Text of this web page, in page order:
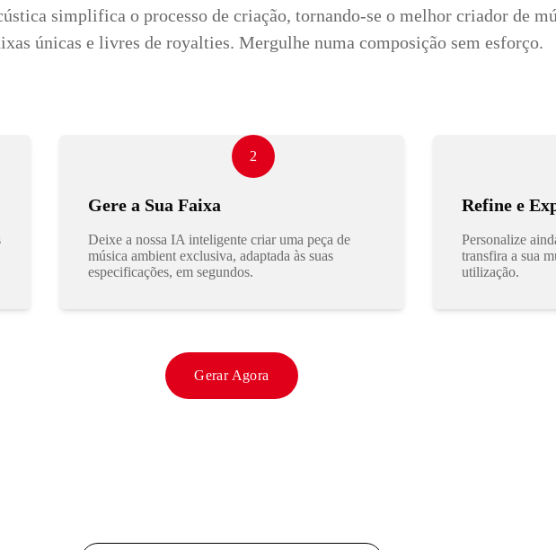
simplifica o processo de criação, tornando-se o melhor criador de
únicas e livres de royalties. Mergulhe numa composição sem esforço.
2
Gere a Sua Faixa
Deixe a nossa IA inteligente criar uma peça de
música ambient exclusiva, adaptada às suas
especificações, em segundos.
Refine e
Personalize
transfira a sua
utilização.
Gerar Agora